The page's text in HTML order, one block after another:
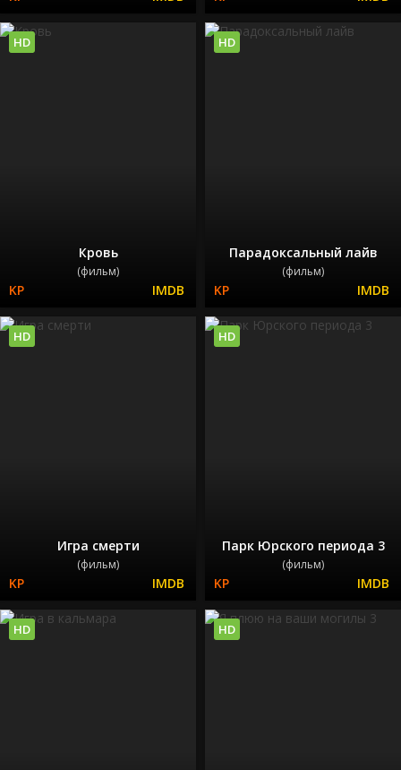
Кровь
(фильм)
HD
Парадоксальный лайв
(фильм)
HD
Игра смерти
(фильм)
HD
Парк Юрского периода 3
(фильм)
HD
HD HD